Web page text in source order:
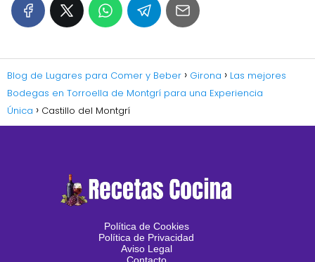
Blog de Lugares para Comer y Beber Girona
Las mejores
Bodegas en Torroella de Montgrí para una Experiencia
Única
Castillo del Montgrí
Política de Cookies
Política de Privacidad
Aviso Legal
Contacto